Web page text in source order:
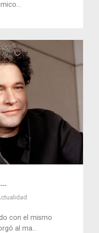
con el mismo
al ma...